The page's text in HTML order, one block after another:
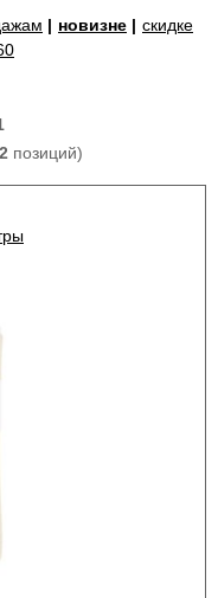
| новизне | скидке
2 позиций)